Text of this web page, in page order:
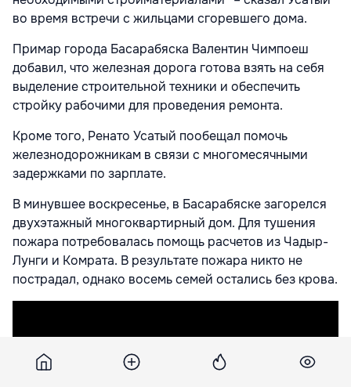
во время встречи с жильцами сгоревшего дома.
Примар города Басарабяска Валентин Чимпоеш
добавил, что железная дорога готова взять на себя
выделение строительной техники и обеспечить
стройку рабочими для проведения ремонта.
Кроме того, Ренато Усатый пообещал помочь
железнодорожникам в связи с многомесячными
задержками по зарплате.
В минувшее воскресенье, в Басарабяске загорелся
двухэтажный многоквартирный дом. Для тушения
пожара потребовалась помощь расчетов из Чадыр-
Лунги и Комрата. В результате пожара никто не
пострадал, однако восемь семей остались без крова.